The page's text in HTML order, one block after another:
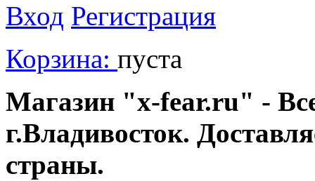
Вход Регистрация
Корзина: пуста
Магазин "x-fear.ru" -
г.Владивосток.
страны.